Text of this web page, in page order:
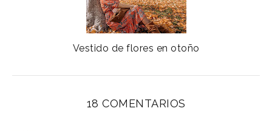
Vestido de flores en otoño
18 COMENTARIOS